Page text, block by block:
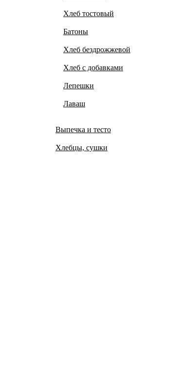
Хлеб тостовый
Батоны
Хлеб бездрожжевой
Хлеб с добавками
Лепешки
Лаваш
Выпечка и тесто
Хлебцы, сушки